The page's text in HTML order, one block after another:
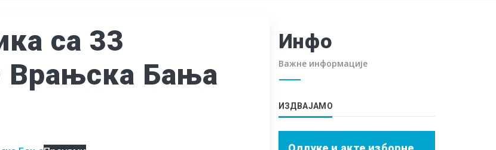
са 33
Врањска Бања
Инфо
Важне информације
ИЗДВАЈАМО